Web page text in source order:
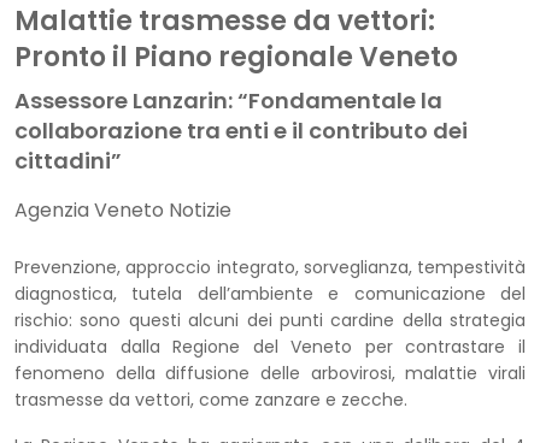
Malattie trasmesse da vettori:
Pronto il Piano regionale Veneto
Assessore Lanzarin: “Fondamentale la
collaborazione tra enti e il contributo dei
cittadini”
Agenzia Veneto Notizie
Prevenzione, approccio integrato, sorveglianza, tempestività
diagnostica, tutela dell’ambiente e comunicazione del
rischio: sono questi alcuni dei punti cardine della strategia
individuata dalla Regione del Veneto per contrastare il
fenomeno della diffusione delle arbovirosi, malattie virali
trasmesse da vettori, come zanzare e zecche.